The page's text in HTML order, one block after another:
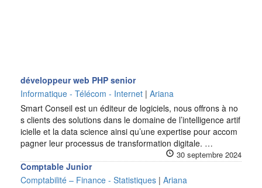
développeur web PHP senior
Informatique - Télécom - Internet | Ariana
Smart Conseil est un éditeur de logiciels, nous offrons à no
s clients des solutions dans le domaine de l’intelligence artif
icielle et la data science ainsi qu’une expertise pour accom
pagner leur processus de transformation digitale. …
30 septembre 2024
Comptable Junior
Comptabilité – Finance - Statistiques | Ariana